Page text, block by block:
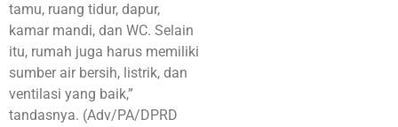
tamu, ruang tidur, dapur,
kamar mandi, dan WC. Selain
itu, rumah juga harus memiliki
sumber air bersih, listrik, dan
ventilasi yang baik,”
tandasnya. (Adv/PA/DPRD